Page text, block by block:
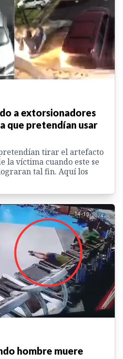
a extorsionadores
que pretendían usar
tirar el artefacto
la víctima cuando este se
tal fin. Aquí los
hombre muere